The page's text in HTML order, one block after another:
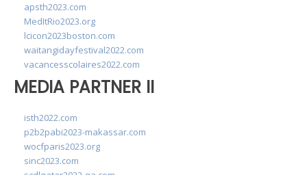
apsth2023.com
MedItRio2023.org
lcicon2023boston.com
waitangidayfestival2022.com
vacancesscolaires2022.com
MEDIA PARTNER II
isth2022.com
p2b2pabi2023-makassar.com
wocfparis2023.org
sinc2023.com